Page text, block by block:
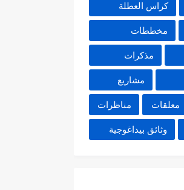
كراس العطلة
مخططات
مذكرات
مشاريع
معلقات مناظرات
وثائق بيداغوجية